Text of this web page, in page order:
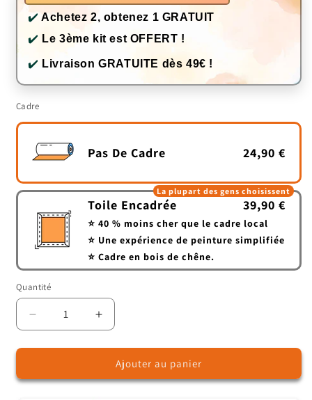
✔️ Achetez 2, obtenez 1 GRATUIT
✔️ Le 3ème kit est OFFERT !
✔️ Livraison GRATUITE dès 49€ !
Cadre
Pas De Cadre 24,90 €
Toile Encadrée 39,90 €
⭐ 40 % moins cher que le cadre local
⭐ Une expérience de peinture simplifiée
⭐ Cadre en bois de chêne.
La plupart des gens choisissent
Quantité
Quantité
Réduire
la
quantité
Ara
Augmenter
la
quantité
Ara
Ajouter au panier